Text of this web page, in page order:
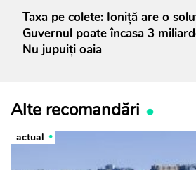
Taxa pe colete: Ioniță are o
Guvernul poate încasa 3
Nu jupuiți oaia
Alte recomandări
actual